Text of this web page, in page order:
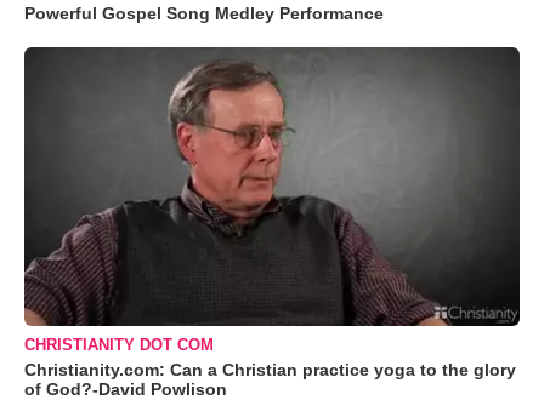
Powerful Gospel Song Medley Performance
CHRISTIANITY DOT COM
Christianity.com: Can a Christian practice yoga to the glory
of God?-David Powlison